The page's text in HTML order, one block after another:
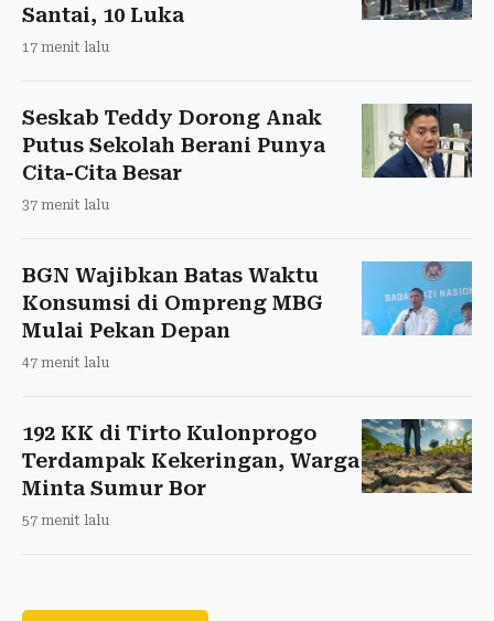
Santai, 10 Luka
17 menit lalu
Seskab Teddy Dorong Anak
Putus Sekolah Berani Punya
Cita-Cita Besar
37 menit lalu
BGN Wajibkan Batas Waktu
Konsumsi di Ompreng MBG
Mulai Pekan Depan
47 menit lalu
192 KK di Tirto Kulonprogo
Terdampak Kekeringan, Warga
Minta Sumur Bor
57 menit lalu